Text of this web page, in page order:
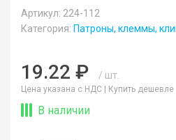
Артикул: 224-112
Категория: Патроны, клеммы,
19.22 ₽ / шт.
Цена указана с НДС | Купить дешевле
В наличии